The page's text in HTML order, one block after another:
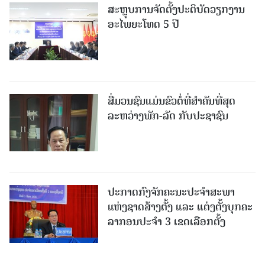
ສະຫຼຸບການຈັດຕັ້ງປະຕິບັດວຽກງານ
ອະໄພຍະໂທດ 5 ປີ
ສື່ມວນຊົນແມ່ນຂົວຕໍ່ທີ່ສໍາຄັນທີ່ສຸດ
ລະຫວ່າງພັກ-ລັດ ກັບປະຊາຊົນ
ປະກາດກົງຈັກຄະນະປະຈໍາສະພາ
ແຫ່ງຊາດສ້າງຕັ້ງ ແລະ ແຕ່ງຕັ້ງບຸກຄະ
ລາກອນປະຈໍາ 3 ເຂດເລືອກຕັ້ງ